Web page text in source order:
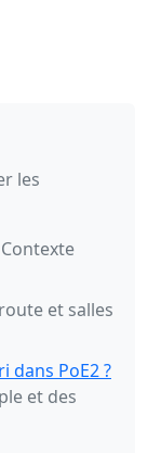
les
et salles
dans PoE2 ?
et des